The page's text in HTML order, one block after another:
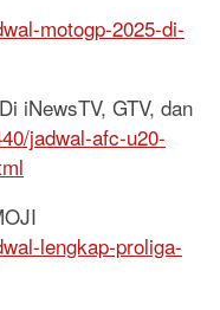
motogp-2025-di-
iNewsTV, GTV, dan
jadwal-afc-u20-
lengkap-proliga-